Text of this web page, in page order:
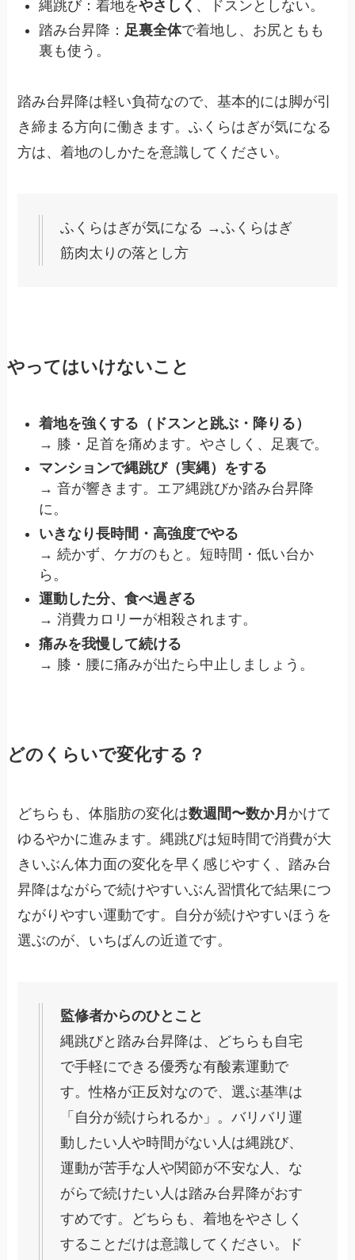
縄跳び：着地をやさしく 、ドスンとしない。
踏み台昇降： 足裏全体で着地し、お尻ともも
裏も使う。
踏み台昇降は軽い負荷なので、基本的には脚が引
き締まる方向に働きます。ふくらはぎが気になる
方は、着地のしかたを意識してください。
ふくらはぎが気になる →ふくらはぎ
筋肉太りの落とし方
やってはいけないこと
着地を強くする（ドスンと跳ぶ・降りる）
→ 膝・足首を痛めます。やさしく、足裏で。
マンションで縄跳び（実縄）をする
→ 音が響きます。エア縄跳びか踏み台昇降
に。
いきなり長時間・高強度でやる
→ 続かず、ケガのもと。短時間・低い台か
ら。
運動した分、食べ過ぎる
→ 消費カロリーが相殺されます。
痛みを我慢して続ける
→ 膝・腰に痛みが出たら中止しましょう。
どのくらいで変化する？
どちらも、体脂肪の変化は数週間〜数か月 かけて
ゆるやかに進みます。縄跳びは短時間で消費が大
きいぶん体力面の変化を早く感じやすく、踏み台
昇降はながらで続けやすいぶん習慣化で結果につ
ながりやすい運動です。自分が続けやすいほうを
選ぶのが、いちばんの近道です。
監修者からのひとこと
縄跳びと踏み台昇降は、どちらも自宅
で手軽にできる優秀な有酸素運動で
す。性格が正反対なので、選ぶ基準は
「自分が続けられるか」。バリバリ運
動したい人や時間がない人は縄跳び、
運動が苦手な人や関節が不安な人、な
がらで続けたい人は踏み台昇降がおす
すめです。どちらも、着地をやさしく
することだけは意識してください。ド